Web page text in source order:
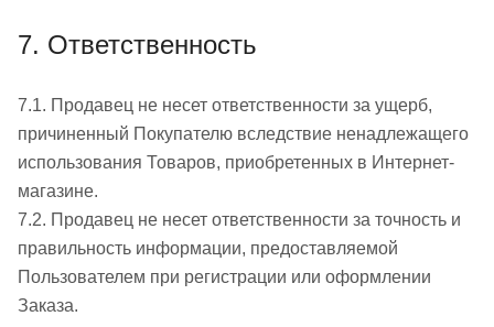
7. Ответственность
7.1. Продавец не несет ответственности за ущерб,
причиненный Покупателю вследствие ненадлежащего
использования Товаров, приобретенных в Интернет-
магазине.
7.2. Продавец не несет ответственности за точность и
правильность информации, предоставляемой
Пользователем при регистрации или оформлении
Заказа.